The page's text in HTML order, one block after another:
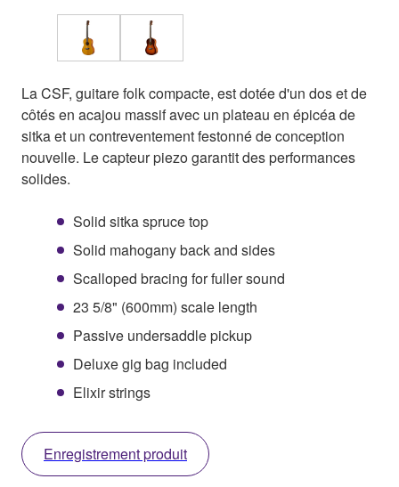
La CSF, guitare folk compacte, est dotée d'un dos et de
côtés en acajou massif avec un plateau en épicéa de
sitka et un contreventement festonné de conception
nouvelle. Le capteur piezo garantit des performances
solides.
Solid sitka spruce top
Solid mahogany back and sides
Scalloped bracing for fuller sound
23 5/8" (600mm) scale length
Passive undersaddle pickup
Deluxe gig bag included
Elixir strings
Enregistrement produit